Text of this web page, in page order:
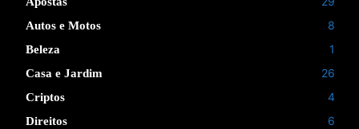
Autos e Motos 8
Beleza 1
Casa e Jardim 26
Criptos 4
Direitos 6